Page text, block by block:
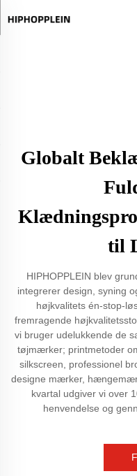
Globalt
til
HIPHOPPLEIN blev
integrerer design, syning
højkvalitets én-stop-
fremragende
vi bruger udelukkende de
tøjmærker; printmetoder
silkscreen, professionel
designe mærker,
kvartal udgiver vi over
henvendelse og